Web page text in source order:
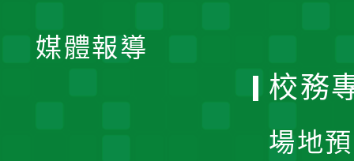
媒體報導
校務
場地